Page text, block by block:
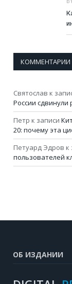
КОММЕНТАРИИ
Святослав к
России сдвинули
Петр к записи
20: почему эта
Петуард Эдров к
пользователей
ОБ ИЗДАНИИ